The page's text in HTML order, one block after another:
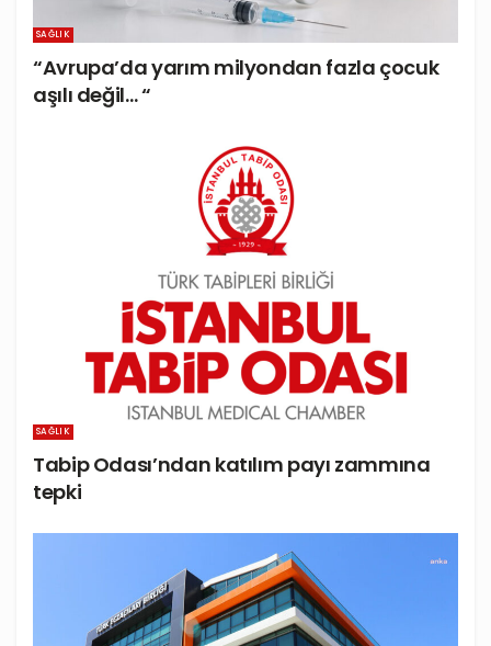
SAĞLIK
“Avrupa’da yarım milyondan fazla çocuk
aşılı değil… “
SAĞLIK
Tabip Odası’ndan katılım payı zammına
tepki